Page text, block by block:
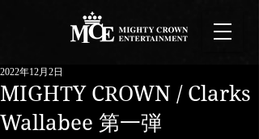
MIGHTY CROWN / Clarks
Wallabee 第一弾
2022年12月2日